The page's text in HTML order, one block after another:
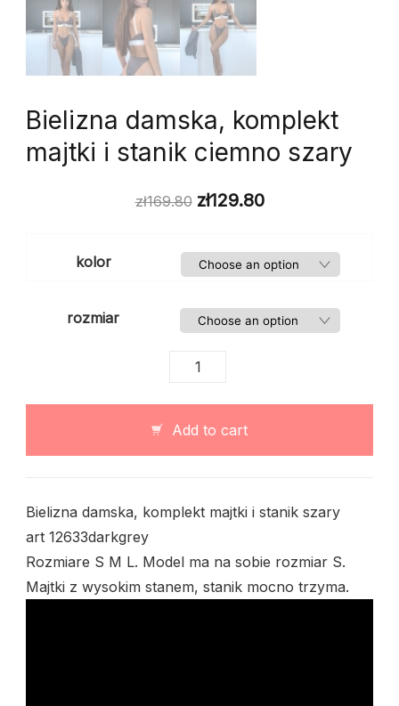
Bielizna damska, komplekt
majtki i stanik ciemno szary
zł169.80 zł129.80
kolor
rozmiar
Bielizna
komplekt
majtki
szary
Add to cart
Bielizna damska, komplekt majtki i stanik szary
art 12633darkgrey
Rozmiare S M L. Model ma na sobie rozmiar S.
Majtki z wysokim stanem, stanik mocno trzyma.